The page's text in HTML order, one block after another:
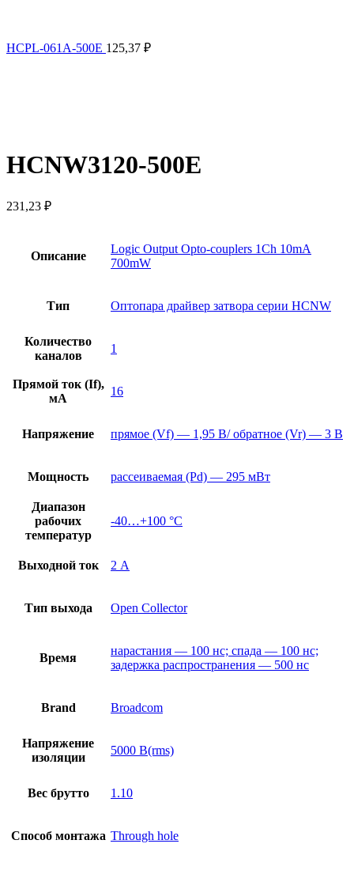
HCPL-061A-500E 125,37 ₽
HCNW3120-500E
231,23 ₽
Описание
Logic Output Opto-couplers 1Ch 10mA
700mW
Тип Оптопара драйвер затвора серии HCNW
Количество
каналов
1
Прямой ток (If),
мА
16
Напряжение прямое (Vf) — 1,95 В/ обратное (Vr) — 3 В
Мощность рассеиваемая (Pd) — 295 мВт
Диапазон
рабочих
температур
-40…+100 °С
Выходной ток 2 А
Тип выхода Open Collector
Время
нарастания — 100 нс; спада — 100 нс;
задержка распространения — 500 нс
Brand Broadcom
Напряжение
изоляции
5000 В(rms)
Вес брутто 1.10
Способ монтажа Through hole